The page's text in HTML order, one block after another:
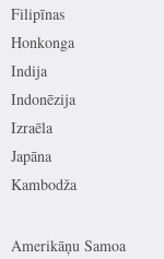
Filipīnas
Honkonga
Indija
Indonēzija
Izraēla
Japāna
Kambodža
Amerikāņu Samoa